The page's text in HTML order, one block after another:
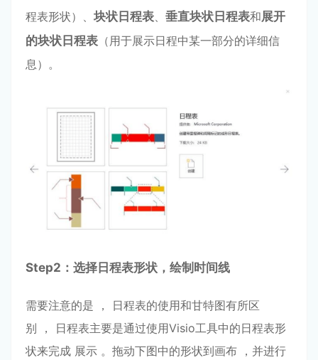
程表形状）、 块状⽇程表 垂直块状⽇程表和展开
的块状⽇程表 （⽤于展⽰⽇程中某⼀部分的详细信
息）。
Step2：选择⽇程表形状 ，绘制时间线
需要注意的是 ， ⽇程表的使⽤和⽢特图有所区
别 ， ⽇程表主要是通过使⽤Visio⼯具中的⽇程表形
状来完成 展⽰ 。拖动下图中的形状到画布 ，并进⾏